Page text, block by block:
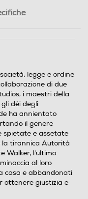
della
Avalanche
aperto, e id
soggettiva. Un
popolazione
sull'orlo
di sangue
Autorità governa
l'ultimo Ranger
al loro potere.
e abbandonati in fin
giustizia e
legge e ordine
di due
i maestri della
dèi degli
ha annientato
il genere
spietate e assetate
la tirannica Autorità
Walker, l'ultimo
al loro
casa e abbandonati
ottenere giustizia e